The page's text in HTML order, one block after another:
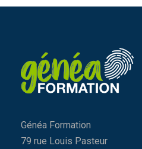
Généa Formation
79 rue Louis Pasteur